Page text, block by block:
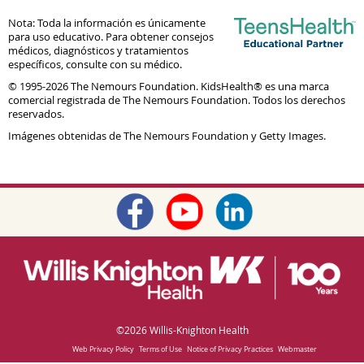
Nota: Toda la información es únicamente
para uso educativo. Para obtener consejos
médicos, diagnósticos y tratamientos
específicos, consulte con su médico.
© 1995-2026 The Nemours Foundation. KidsHealth® es una marca
comercial registrada de The Nemours Foundation. Todos los derechos
reservados.
Imágenes obtenidas de The Nemours Foundation y Getty Images.
©2026 Willis-Knighton Health
Web Privacy Policy Terms of Use Notice of Privacy Practices Webmaster